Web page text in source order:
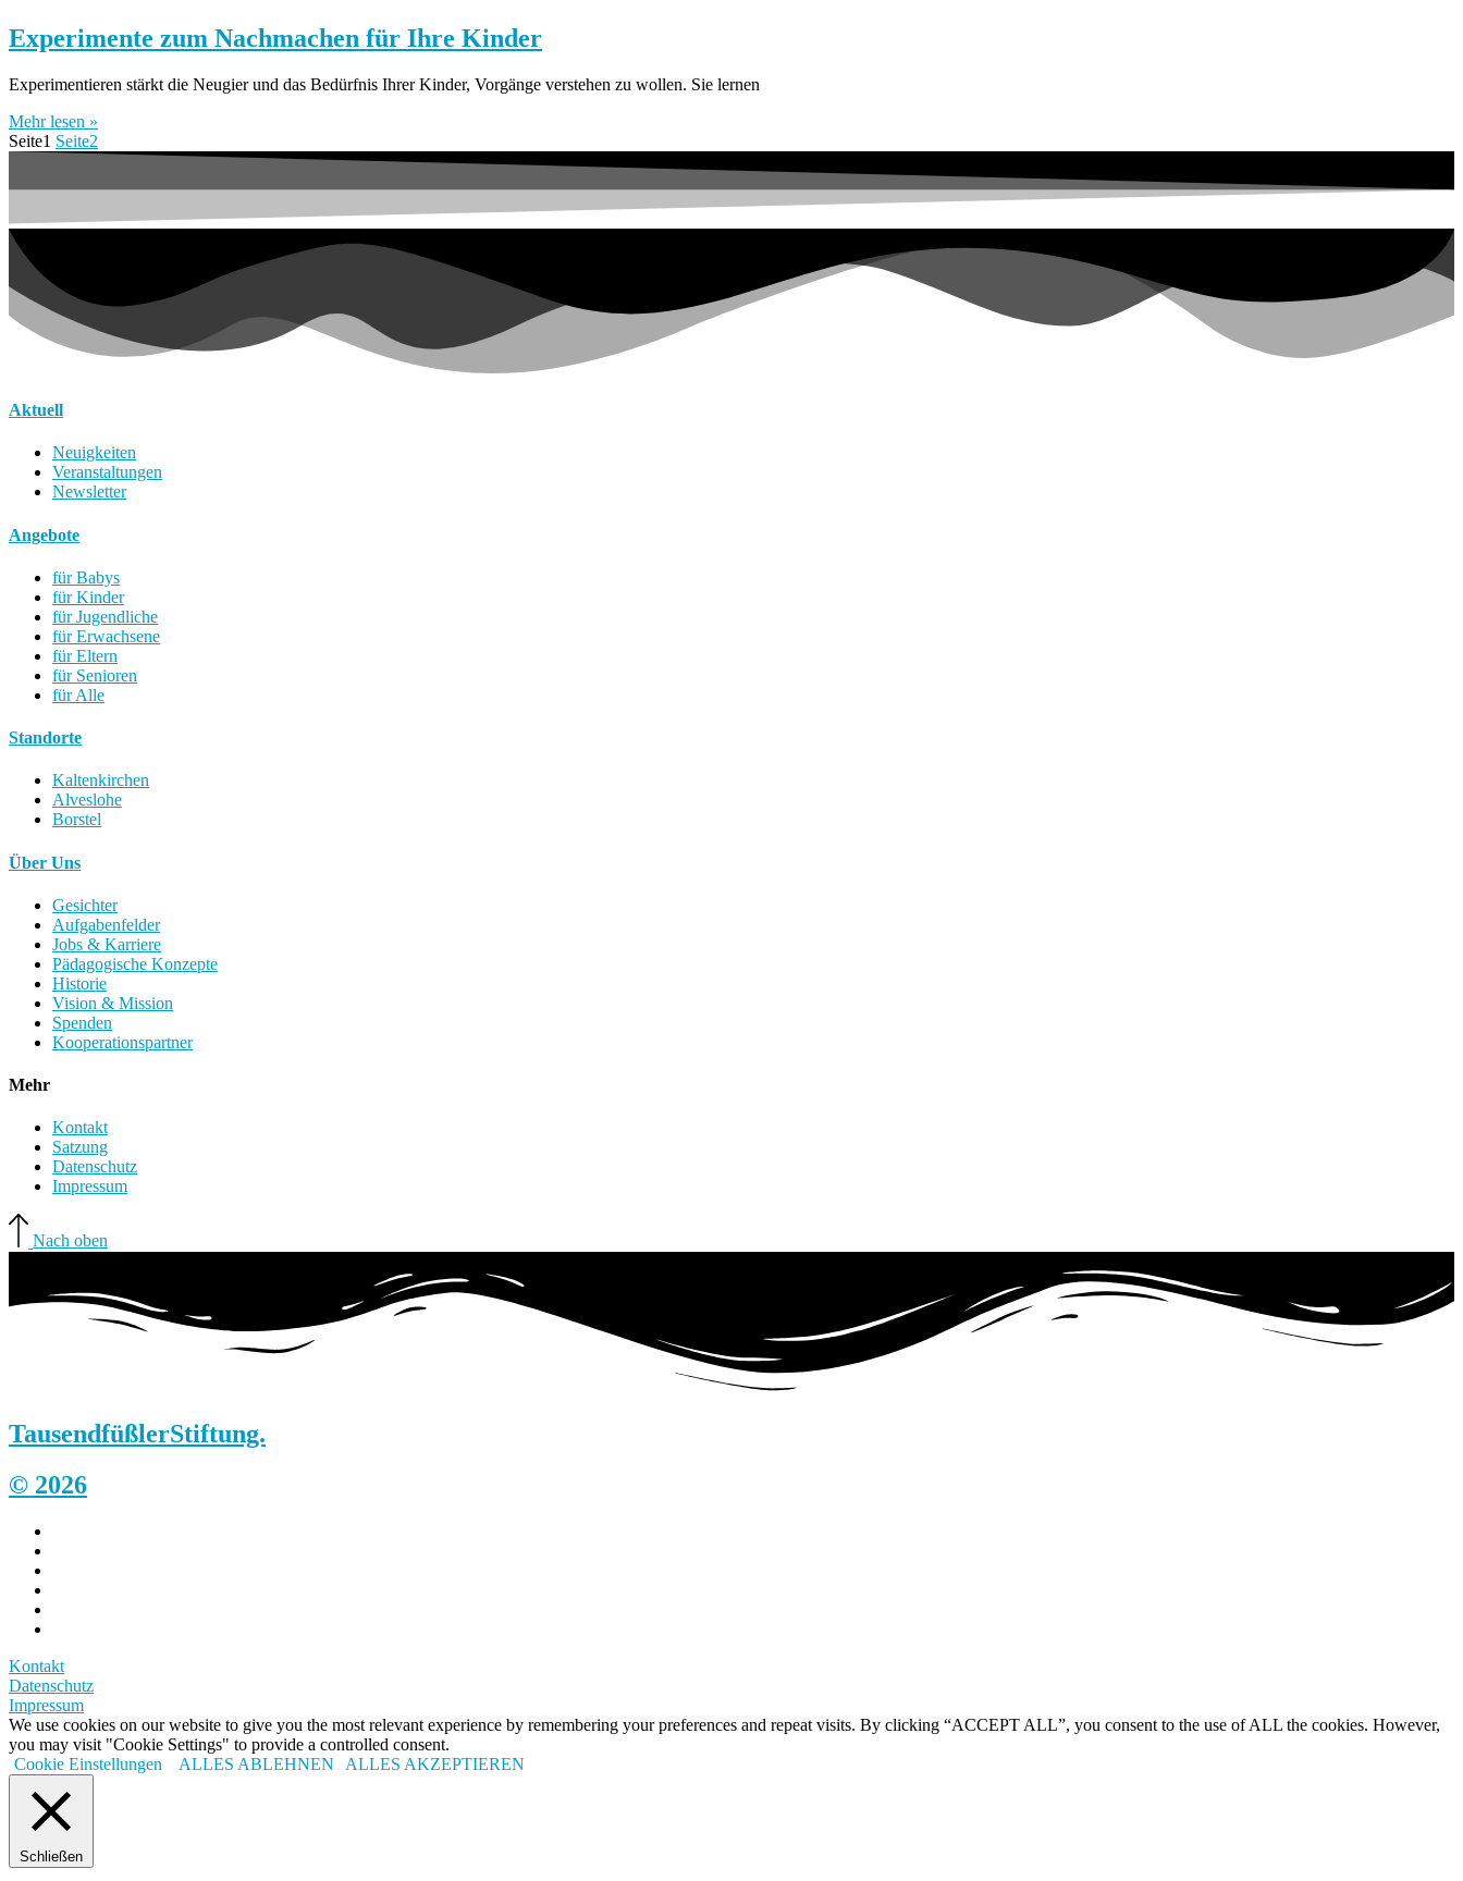
Experimente zum Nachmachen für Ihre Kinder
Experimentieren stärkt die Neugier und das Bedürfnis Ihrer Kinder, Vorgänge verstehen zu wollen. Sie lernen
Mehr lesen »
Seite1 Seite2
Aktuell
Neuigkeiten
Veranstaltungen
Newsletter
Angebote
für Babys
für Kinder
für Jugendliche
für Erwachsene
für Eltern
für Senioren
für Alle
Standorte
Kaltenkirchen
Alveslohe
Borstel
Über Uns
Gesichter
Aufgabenfelder
Jobs & Karriere
Pädagogische Konzepte
Historie
Vision & Mission
Spenden
Kooperationspartner
Mehr
Kontakt
Satzung
Datenschutz
Impressum
Nach oben
TausendfüßlerStiftung.
© 2026
Kontakt
Datenschutz
Impressum
We use cookies on our website to give you the most relevant experience by remembering your preferences and repeat visits. By clicking “ACCEPT ALL”, you consent to the use of ALL the cookies. However,
you may visit "Cookie Settings" to provide a controlled consent.
Cookie Einstellungen
ALLES ABLEHNEN ALLES AKZEPTIEREN
Schließen